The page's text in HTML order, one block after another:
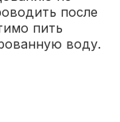
после
пить
воду.